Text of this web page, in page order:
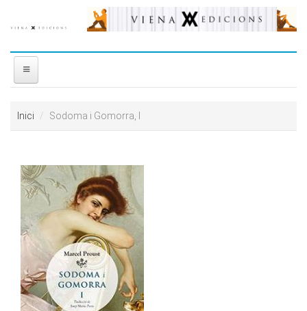
DISTRIBUÏDORA
PREMIS
CONTACTE
Inici Sodoma i Gomorra, I